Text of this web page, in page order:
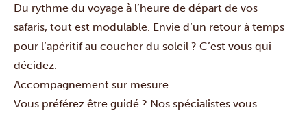
Du rythme du voyage à l’heure de départ de vos
safaris, tout est modulable. Envie d’un retour à temps
pour l’apéritif au coucher du soleil ? C’est vous qui
décidez.
Accompagnement sur mesure.
Vous préférez être guidé ? Nos spécialistes vous